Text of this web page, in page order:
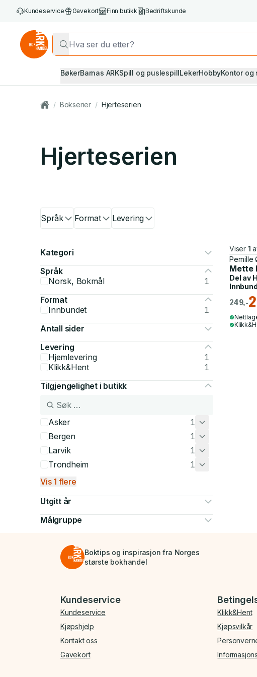
Kundeservice Gavekort Finn butikk Bedriftskunde
BøkerBarnas ARKSpill og puslespillLekerHobbyKontor og
/ Bokserier / Hjerteserien
Hjerteserien
Språk Format Levering
Kategori
Språk
Norsk, Bokmål
1
Format
Innbundet
1
Antall sider
Levering
Hjemlevering
1
Klikk&Hent
1
Tilgjengelighet i butikk
Asker
1
Bergen
1
Larvik
1
Trondheim
1
Vis 1 flere
Utgitt år
Målgruppe
Viser 1
Pernille
Mette
Del av
249,-
Boktips og inspirasjon fra Norges
største bokhandel
Bunnmeny
Kundeservice
Kundeservice
Kjøpshjelp
Kontakt oss
Gavekort
Klikk&Hent
Kjøpsvilkår